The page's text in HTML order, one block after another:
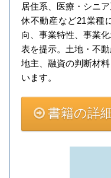
居住系、医療・シニ
休不動産など21業種
向、事業特性、事業
表を提示。土地・不
地主、融資の判断材
います。
書籍の詳